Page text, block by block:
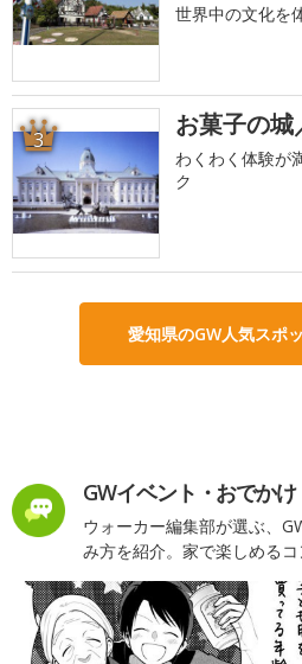
世界中の文化を
3 お菓子の
わくわく体験が
ク
愛知県のGW人気スポ
GWイベント・おでかけ
ウォーカー編集部が選ぶ、
み方を紹介。家で楽しめるコ